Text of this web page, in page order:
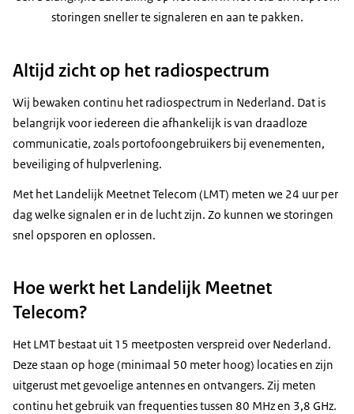
storingen sneller te signaleren en aan te pakken.
Altijd zicht op het radiospectrum
Wij bewaken continu het radiospectrum in Nederland. Dat is
belangrijk voor iedereen die afhankelijk is van draadloze
communicatie, zoals portofoongebruikers bij evenementen,
beveiliging of hulpverlening.
Met het Landelijk Meetnet Telecom (LMT) meten we 24 uur per
dag welke signalen er in de lucht zijn. Zo kunnen we storingen
snel opsporen en oplossen.
Hoe werkt het Landelijk Meetnet
Telecom?
Het LMT bestaat uit 15 meetposten verspreid over Nederland.
Deze staan op hoge (minimaal 50 meter hoog) locaties en zijn
uitgerust met gevoelige antennes en ontvangers. Zij meten
continu het gebruik van frequenties tussen 80 MHz en 3,8 GHz.